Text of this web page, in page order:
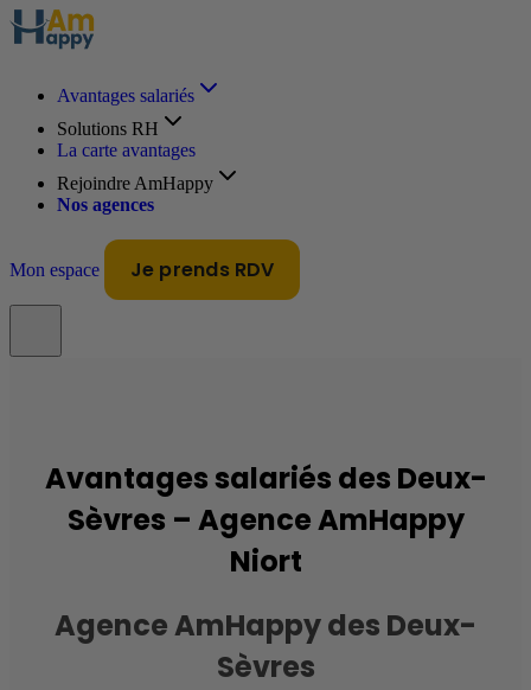
Avantages salariés
Solutions RH
La carte avantages
Rejoindre AmHappy
Nos agences
Mon espace Je prends RDV
Avantages salariés des Deux-
Sèvres – Agence AmHappy
Niort
Agence AmHappy des Deux-
Sèvres